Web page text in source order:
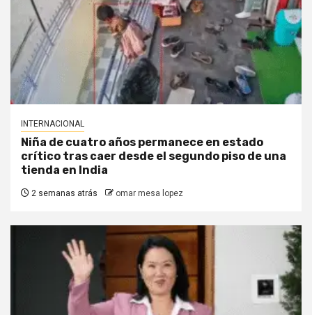
INTERNACIONAL
Niña de cuatro años permanece en estado
crítico tras caer desde el segundo piso de una
tienda en India
2 semanas atrás omar mesa lopez